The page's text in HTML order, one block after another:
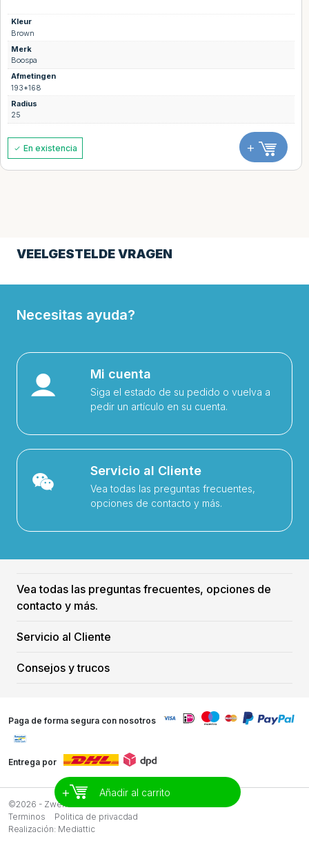
Kleur
Brown
Merk
Boospa
Afmetingen
193*168
Radius
25
En existencia +
VEELGESTELDE VRAGEN
+ Añadir al carrito
Necesitas ayuda?
Mi cuenta
Siga el estado de su pedido o vuelva a
pedir un artículo en su cuenta.
Servicio al Cliente
Vea todas las preguntas frecuentes,
opciones de contacto y más.
Vea todas las preguntas frecuentes, opciones de
contacto y más.
Servicio al Cliente
Consejos y trucos
Paga de forma segura con nosotros
Entrega por
©2026 - Zwemreus
Terminos
Politica de privacdad
Realización: Mediattic